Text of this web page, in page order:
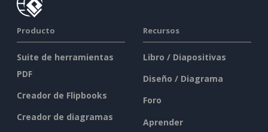
Producto
Suite de herramientas
PDF
Creador de Flipbooks
Creador de diagramas
Recursos
Libro / Diapositivas
Diseño / Diagrama
Foro
Aprender